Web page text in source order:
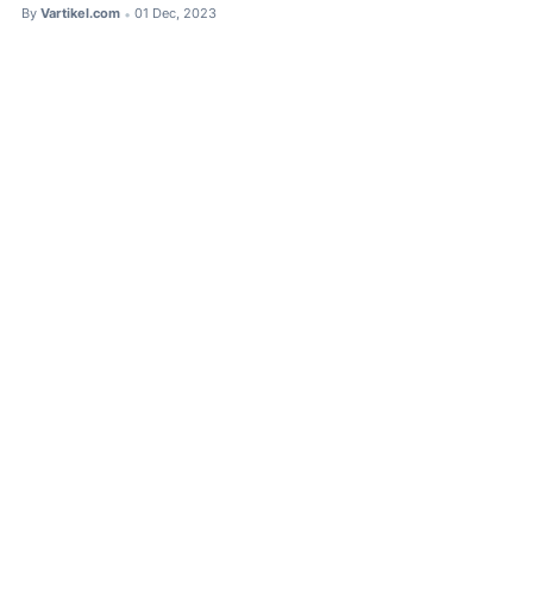
By Vartikel.com • 01 Dec, 2023